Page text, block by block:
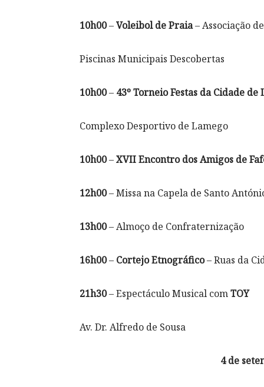
10h00–Voleibol de Praia– Associação
Piscinas Municipais Descobertas
10h00– 43º Torneio Festas da Cidade de
Complexo Desportivo de Lamego
10h00–XVII Encontro dos Amigos de
12h00– Missa na Capela de Santo
13h00– Almoço de Confraternização
16h00– Cortejo Etnográfico– Ruas da
21h30– Espectáculo Musical comTOY
Av. Dr. Alfredo de Sousa
4 de